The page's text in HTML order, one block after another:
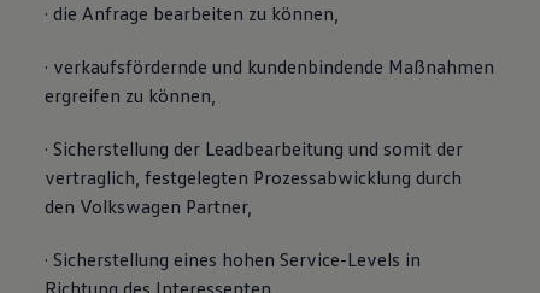
· die Anfrage bearbeiten zu können,
· verkaufsfördernde und kundenbindende Maßnahmen
ergreifen zu können,
· Sicherstellung der Leadbearbeitung und somit der
vertraglich, festgelegten Prozessabwicklung durch
den Volkswagen Partner,
· Sicherstellung eines hohen Service-Levels in
Richtung des Interessenten.